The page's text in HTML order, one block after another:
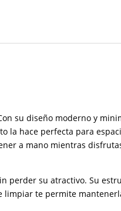
su diseño moderno y
la hace perfecta para
a mano mientras
perder su atractivo. Su
limpiar te permite